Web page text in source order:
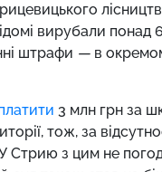
вирубали
штрафи —в
3 млн грн за
тож, за
Стрию з цим не